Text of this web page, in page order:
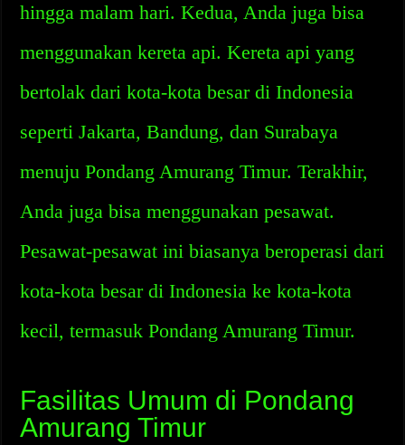
hingga malam hari. Kedua, Anda juga bisa
menggunakan kereta api. Kereta api yang
bertolak dari kota-kota besar di Indonesia
seperti Jakarta, Bandung, dan Surabaya
menuju Pondang Amurang Timur. Terakhir,
Anda juga bisa menggunakan pesawat.
Pesawat-pesawat ini biasanya beroperasi dari
kota-kota besar di Indonesia ke kota-kota
kecil, termasuk Pondang Amurang Timur.
Fasilitas Umum di Pondang
Amurang Timur